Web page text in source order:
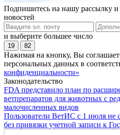
Подпишитесь на нашу рассылку и
новостей
и выберите большее число
19 82
Нажимая на кнопку, Вы
персональных данных в
конфиденциальности»
Законодательство
FDA представило план по
ветпрепаратов для животных с
малочисленных видов
Пользователи ВетИС с 1 июля не
без привязки учетной записи к